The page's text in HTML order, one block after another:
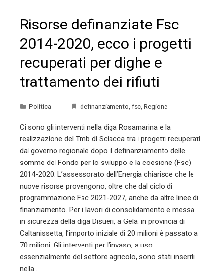
Risorse definanziate Fsc
2014-2020, ecco i progetti
recuperati per dighe e
trattamento dei rifiuti
Politica definanziamento, fsc, Regione
Ci sono gli interventi nella diga Rosamarina e la
realizzazione del Tmb di Sciacca tra i progetti recuperati
dal governo regionale dopo il definanziamento delle
somme del Fondo per lo sviluppo e la coesione (Fsc)
2014-2020. L’assessorato dell’Energia chiarisce che le
nuove risorse provengono, oltre che dal ciclo di
programmazione Fsc 2021-2027, anche da altre linee di
finanziamento. Per i lavori di consolidamento e messa
in sicurezza della diga Disueri, a Gela, in provincia di
Caltanissetta, l’importo iniziale di 20 milioni è passato a
70 milioni. Gli interventi per l’invaso, a uso
essenzialmente del settore agricolo, sono stati inseriti
nella…